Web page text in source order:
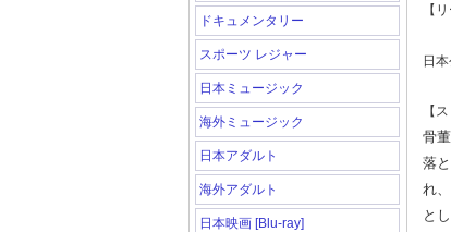
ドキュメンタリー
スポーツ レジャー
日本ミュージック
海外ミュージック
日本アダルト
海外アダルト
日本映画 [Blu-ray]
【
日
【
骨
落
れ
と